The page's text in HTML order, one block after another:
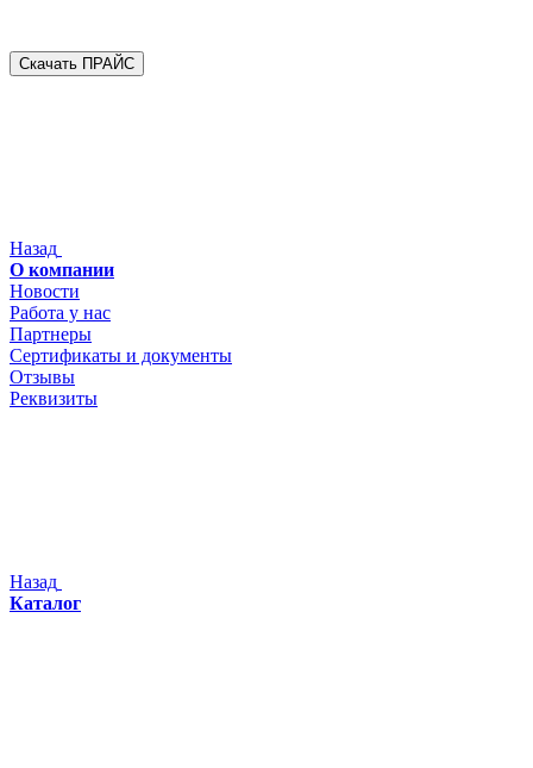
Скачать ПРАЙС
Назад
О компании
Новости
Работа у нас
Партнеры
Сертификаты и документы
Отзывы
Реквизиты
Назад
Каталог